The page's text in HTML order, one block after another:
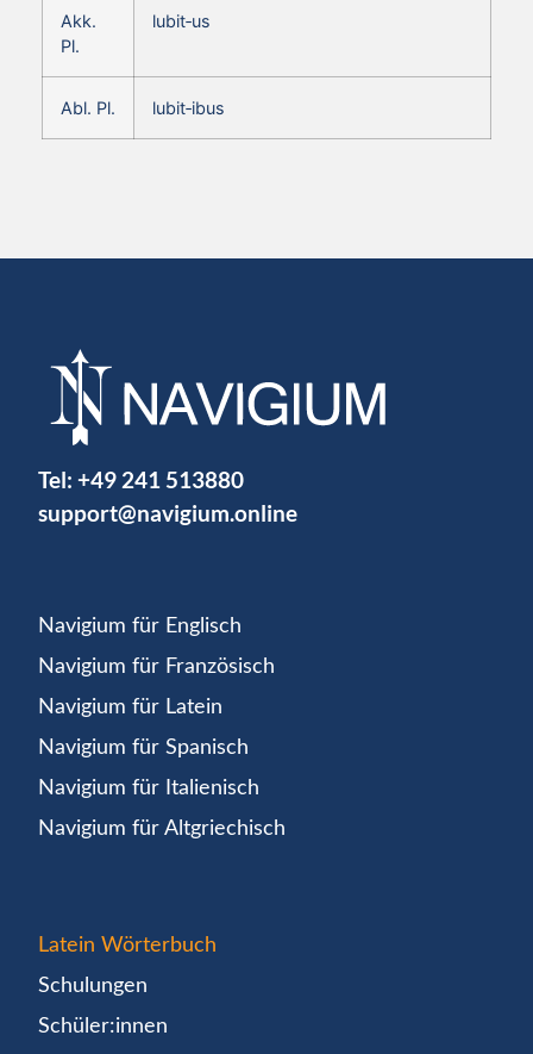
Akk.
Pl.
lubit‑us
Abl. Pl. lubit‑ibus
Tel: +49 241 513880
support@navigium.online
Navigium für Englisch
Navigium für Französisch
Navigium für Latein
Navigium für Spanisch
Navigium für Italienisch
Navigium für Altgriechisch
Latein Wörterbuch
Schulungen
Schüler:innen